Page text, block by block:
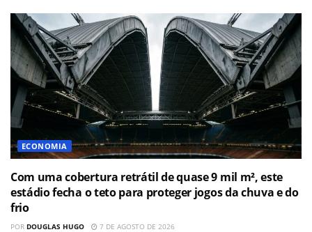
ECONOMIA
Com uma cobertura retrátil de quase 9 mil m², este
estádio fecha o teto para proteger jogos da chuva e do
frio
POR DOUGLAS HUGO 7 DE AGOSTO DE 2026